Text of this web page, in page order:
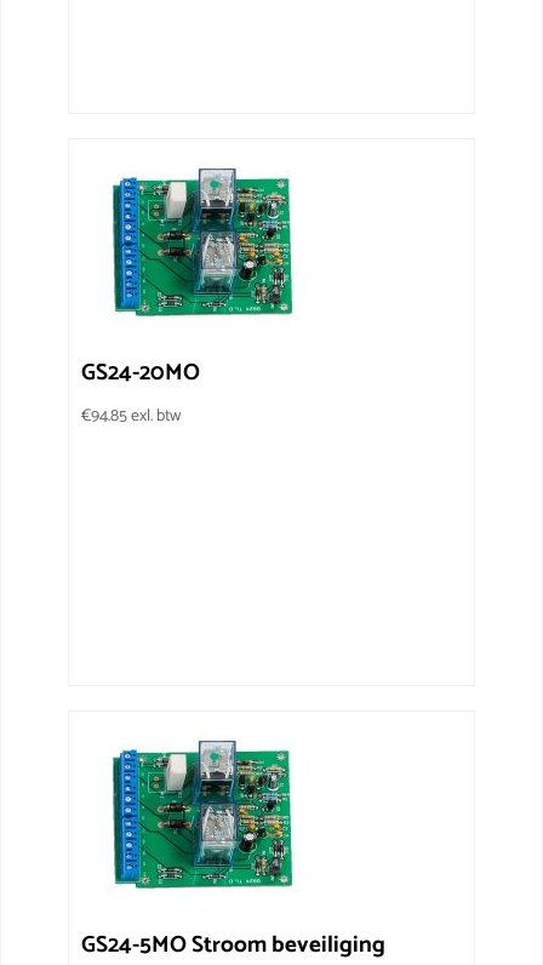
GS24-20MO
€94.85exl. btw
GS24-5MO Stroom beveiliging